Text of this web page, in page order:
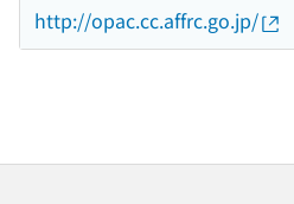
http://opac.cc.affrc.go.jp/